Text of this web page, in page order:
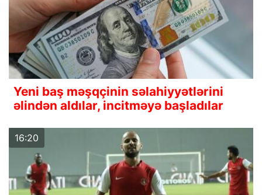
Yeni baş məşqçinin səlahiyyətlərini
əlindən aldılar, incitməyə başladılar
16:20